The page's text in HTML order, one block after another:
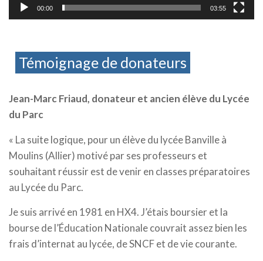
00:00 03:55
Témoignage de donateurs
Jean-Marc Friaud, donateur et ancien élève du Lycée
du Parc
« La suite logique, pour un élève du lycée Banville à
Moulins (Allier) motivé par ses professeurs et
souhaitant réussir est de venir en classes préparatoires
au Lycée du Parc.
Je suis arrivé en 1981 en HX4. J’étais boursier et la
bourse de l’Éducation Nationale couvrait assez bien les
frais d’internat au lycée, de SNCF et de vie courante.